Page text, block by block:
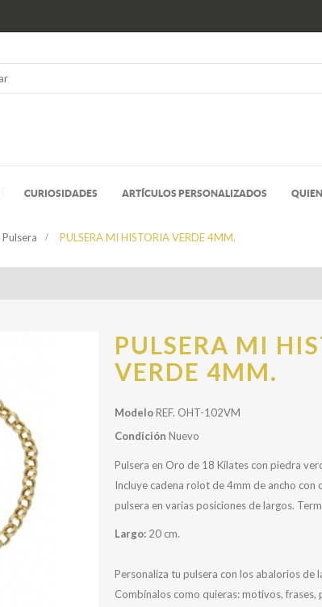
CURIOSIDADES ARTÍCULOS PERSONALIZADOS
Pulsera > PULSERA MI HISTORIA VERDE 4MM.
PULSERA MI
VERDE 4MM.
Modelo REF. OHT-102VM
Condición Nuevo
Pulsera en Oro de 18 Kilates con piedra
Incluye cadena rolot de 4mm de ancho con
pulsera en varias posiciones de largos.
Largo:20 cm.
Personaliza tu pulsera con los abalorios de
Combínalos como quieras: motivos, frases,